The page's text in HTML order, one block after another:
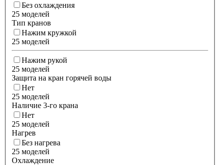
Без охлаждения
25 моделей
Тип кранов
Нажим кружкой
25 моделей
Нажим рукой
25 моделей
Защита на кран горячей воды
Нет
25 моделей
Наличие 3-го крана
Нет
25 моделей
Нагрев
Без нагрева
25 моделей
Охлаждение